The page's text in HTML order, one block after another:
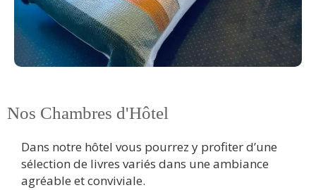
Nos Chambres d'Hôtel
Dans notre hôtel vous pourrez y profiter d’une
sélection de livres variés dans une ambiance
agréable et conviviale.